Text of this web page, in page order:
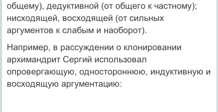
общему), дедуктивной (от общего к частному);
нисходящей, восходящей (от сильных
аргументов к слабым и наоборот).
Например, в рассуждении о клонировании
архимандрит Сергий использовал
опровергающую, одностороннюю, индуктивную и
восходящую аргументацию: